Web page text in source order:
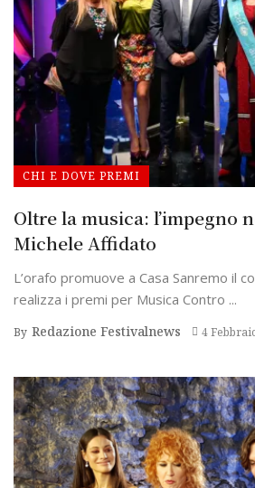
CHI E DOVE PREMI
Oltre la musica: l’impegno
Michele Affidato
L’orafo promuove a Casa Sanremo il
realizza i premi per Musica Contro ...
By Redazione Festivalnews 4